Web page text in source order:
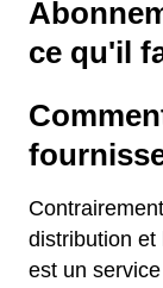
ce qu'il
distribution et
est un